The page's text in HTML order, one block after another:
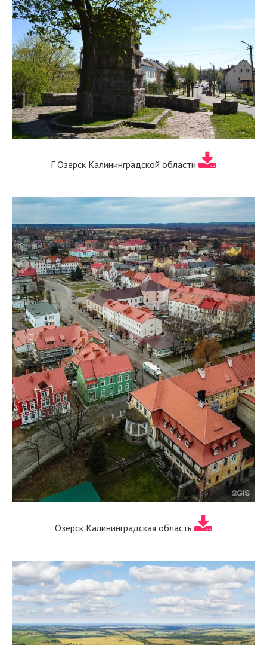
Г Озерск Калининградской области
Озёрск Калининградская область